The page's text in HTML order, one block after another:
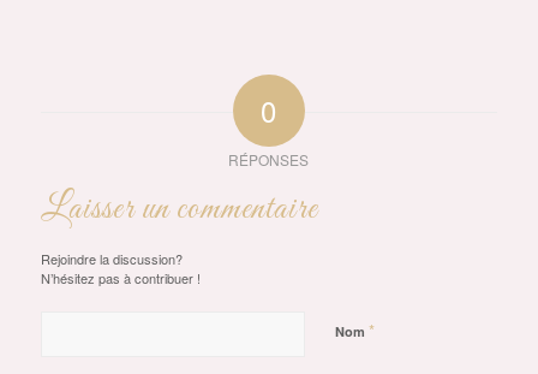
0
RÉPONSES
Laisser un commentaire
Rejoindre la discussion?
N’hésitez pas à contribuer !
Nom *